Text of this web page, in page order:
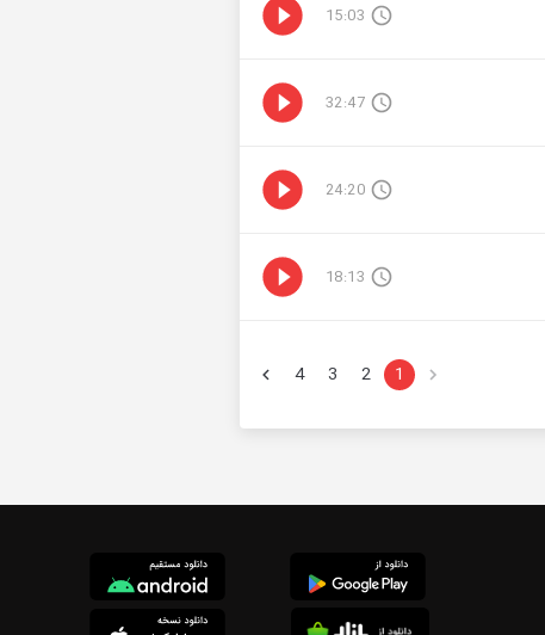
15:03
32:47
24:20
18:13
1
2
3
4